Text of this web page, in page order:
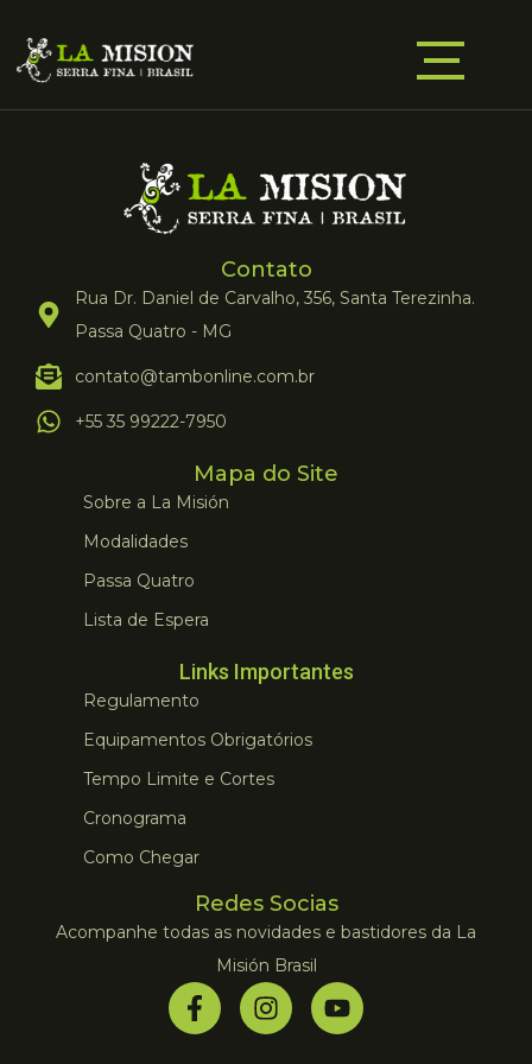
Contato
Rua Dr. Daniel de Carvalho, 356, Santa Terezinha.
Passa Quatro - MG
contato@tambonline.com.br
+55 35 99222-7950
Mapa do Site
Sobre a La Misión
Modalidades
Passa Quatro
Lista de Espera
Links Importantes
Regulamento
Equipamentos Obrigatórios
Tempo Limite e Cortes
Cronograma
Como Chegar
Redes Socias
Acompanhe todas as novidades e bastidores da La
Misión Brasil